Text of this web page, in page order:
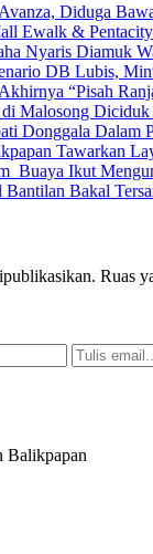
Diduga
Ewalk &
Nyaris Diamuk
DB Lubis,
“Pisah
Malosong Diciduk
Donggala Dalam
Tawarkan
Buaya Ikut
Bakal
Ruas
Balikpapan